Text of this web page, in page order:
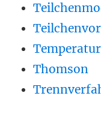
Thomson